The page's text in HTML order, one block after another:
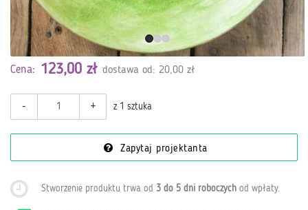
Cena: 123,00 zł dostawa od: 20,00 zł
- + z 1 sztuka
Zapytaj projektanta
Stworzenie produktu trwa od3 do 5 dni roboczych od wpłaty.